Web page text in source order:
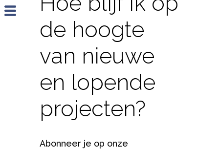
Jump to navigation
de hoogte
van nieuwe
en lopende
projecten?
Abonneer je op onze